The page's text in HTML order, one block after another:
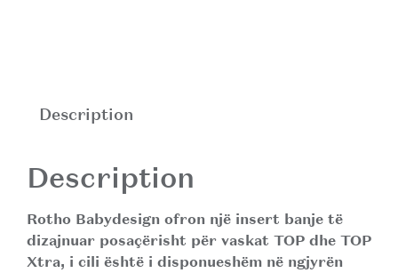
Description
Description
Rotho Babydesign ofron një insert banje të
dizajnuar posaçërisht për vaskat TOP dhe TOP
Xtra, i cili është i disponueshëm në ngjyrën